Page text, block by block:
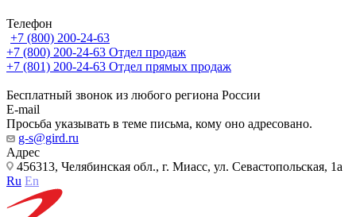
Телефон
+7 (800) 200-24-63
+7 (800) 200-24-63 Отдел продаж
+7 (801) 200-24-63 Отдел прямых продаж
Бесплатный звонок из любого региона России
E-mail
Просьба указывать в теме письма, кому оно адресовано.
g-s@gird.ru
Адрес
456313, Челябинская обл., г. Миасс, ул. Севастопольская, 1а
Ru En